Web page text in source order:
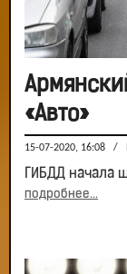
«Авто»
15-07-2020, 16:08 /
ГИБДД начала
подробнее...